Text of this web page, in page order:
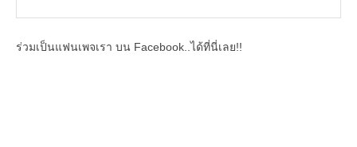
ร่วมเป็นแฟนเพจเรา บน Facebook..ได้ที่นี่เลย!!